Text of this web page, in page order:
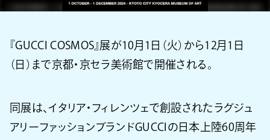
『GUCCI COSMOS』展が10月1日（火）から12月1日
（日）まで京都・京セラ美術館で開催される。
同展は、イタリア・フィレンツェで創設されたラグジュ
アリーファッションブランドGUCCIの日本上陸60周年